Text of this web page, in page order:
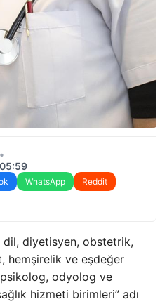
•
WhatsApp
Reddit
diyetisyen, obstetrik,
hemşirelik ve eşdeğer
odyolog ve
hizmeti birimleri” adı